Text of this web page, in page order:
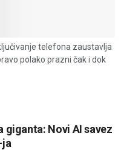
telefona zaustavlja
polako prazni čak i dok
giganta: Novi AI savez
ja